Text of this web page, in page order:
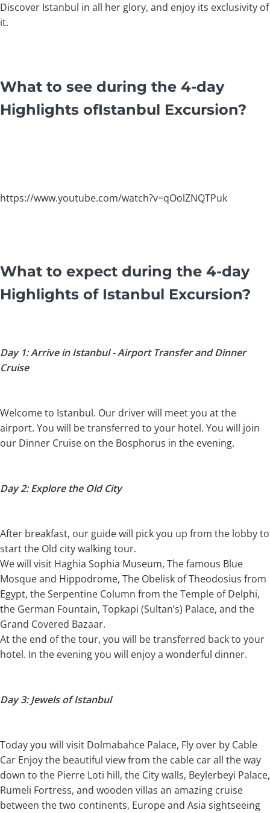
Discover Istanbul in all her glory, and enjoy its exclusivity of
it.
What to see during the 4-day
Highlights ofIstanbul Excursion?
https://www.youtube.com/watch?v=qOolZNQTPuk
What to expect during the 4-day
Highlights of Istanbul Excursion?
Day 1: Arrive in Istanbul - Airport Transfer and Dinner
Cruise
Welcome to Istanbul. Our driver will meet you at the
airport. You will be transferred to your hotel. You will join
our Dinner Cruise on the Bosphorus in the evening.
Day 2: Explore the Old City
After breakfast, our guide will pick you up from the lobby to
start the Old city walking tour.
We will visit Haghia Sophia Museum, The famous Blue
Mosque and Hippodrome, The Obelisk of Theodosius from
Egypt, the Serpentine Column from the Temple of Delphi,
the German Fountain, Topkapi (Sultan’s) Palace, and the
Grand Covered Bazaar.
At the end of the tour, you will be transferred back to your
hotel. In the evening you will enjoy a wonderful dinner.
Day 3: Jewels of Istanbul
Today you will visit Dolmabahce Palace, Fly over by Cable
Car Enjoy the beautiful view from the cable car all the way
down to the Pierre Loti hill, the City walls, Beylerbeyi Palace,
Rumeli Fortress, and wooden villas an amazing cruise
between the two continents, Europe and Asia sightseeing